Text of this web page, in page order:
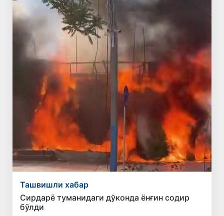
Ташвишли хабар
Сирдарё туманидаги дўконда ёнғин содир
бўлди